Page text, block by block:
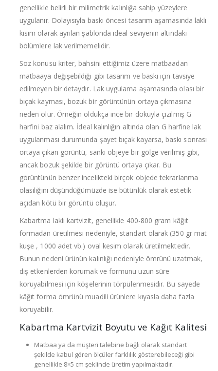
genellikle belirli bir milimetrik kalınlığa sahip yüzeylere
uygulanır. Dolayısıyla baskı öncesi tasarım aşamasında laklı
kısım olarak ayrılan şablonda ideal seviyenin altındaki
bölümlere lak verilmemelidir.
Söz konusu kriter, bahsini ettiğimiz üzere matbaadan
matbaaya değişebildiği gibi tasarım ve baskı için tavsiye
edilmeyen bir detaydır. Lak uygulama aşamasında olası bir
bıçak kayması, bozuk bir görüntünün ortaya çıkmasına
neden olur. Örneğin oldukça ince bir dokuyla çizilmiş G
harfini baz alalım. İdeal kalınlığın altında olan G harfine lak
uygulanması durumunda şayet bıçak kayarsa, baskı sonrası
ortaya çıkan görüntü, sanki objeye bir gölge verilmiş gibi,
ancak bozuk şekilde bir görüntü ortaya çıkar. Bu
görüntünün benzer incelikteki birçok objede tekrarlanma
olasılığını düşündüğümüzde ise bütünlük olarak estetik
açıdan kötü bir görüntü oluşur.
Kabartma laklı kartvizit, genellikle 400-800 gram kâğıt
formadan üretilmesi nedeniyle, standart olarak (350 gr mat
kuşe , 1000 adet vb.) oval kesim olarak üretilmektedir.
Bunun nedeni ürünün kalınlığı nedeniyle ömrünü uzatmak,
dış etkenlerden korumak ve formunu uzun süre
koruyabilmesi için köşelerinin törpülenmesidir. Bu sayede
kâğıt forma ömrünü muadili ürünlere kıyasla daha fazla
koruyabilir.
Kabartma Kartvizit Boyutu ve Kağıt Kalitesi
Matbaa ya da müşteri talebine bağlı olarak standart
şekilde kabul gören ölçüler farklılık gösterebileceği gibi
genellikle 8×5 cm şeklinde üretim yapılmaktadır.